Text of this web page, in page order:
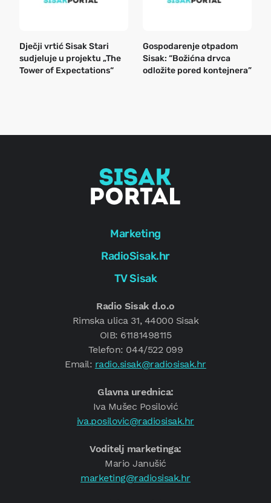
Dječji vrtić Sisak Stari
sudjeluje u projektu „The
Tower of Expectations“
Gospodarenje otpadom
Sisak: “Božićna drvca
odložite pored kontejnera”
Marketing
RadioSisak.hr
TV Sisak
Radio Sisak d.o.o
Rimska ulica 31, 44000 Sisak
OIB: 61181498115
Telefon: 044/522 099
Email: radio.sisak@radiosisak.hr
Glavna urednica:
Iva Mušec Posilović
iva.posilovic@radiosisak.hr
Voditelj marketinga:
Mario Janušić
marketing@radiosisak.hr